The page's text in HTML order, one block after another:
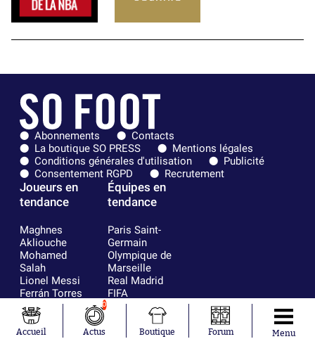
Abonnements
Contacts
La boutique SO PRESS
Mentions légales
Conditions générales d'utilisation
Publicité
Consentement RGPD
Recrutement
Joueurs en
tendance
Maghnes
Akliouche
Mohamed
Salah
Lionel Messi
Ferrán Torres
Kilian Corredor
Franco
Mastantuono
Équipes en
tendance
Paris Saint-
Germain
Olympique de
Marseille
Real Madrid
FIFA
Olympique
AS Monaco
Accueil
0
Actus Boutique Forum Menu